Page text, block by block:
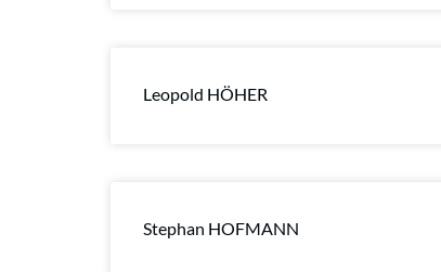
Leopold HÖHER
Stephan HOFMANN